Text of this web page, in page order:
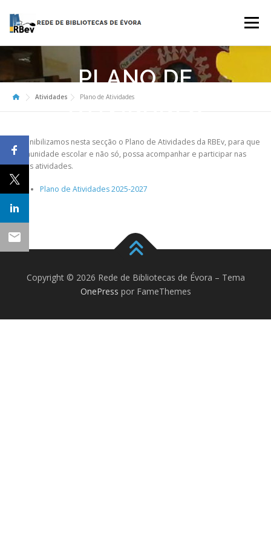
para
conteúdo
Menu
SOBRE CATÁLOGO COLETIVO SERVIÇOS
PLANO DE
ATIVIDADES
Atividades Plano de Atividades
Disponibilizamos nesta secção o Plano de Atividades da RBEv, para que
a comunidade escolar e não só, possa acompanhar e participar nas
nossas atividades.
Plano de Atividades 2025-2027
Copyright © 2026 Rede de Bibliotecas de Évora – Tema
OnePress por FameThemes